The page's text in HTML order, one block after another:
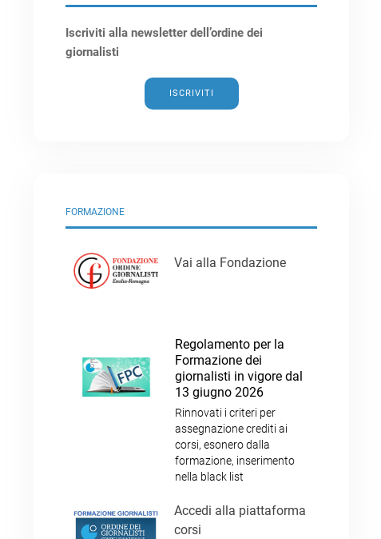
Iscriviti alla newsletter dell’ordine dei
giornalisti
ISCRIVITI
FORMAZIONE
Vai alla Fondazione
Regolamento per la
Formazione dei
giornalisti in vigore dal
13 giugno 2026
Rinnovati i criteri per
assegnazione crediti ai
corsi, esonero dalla
formazione, inserimento
nella black list
Accedi alla piattaforma
corsi